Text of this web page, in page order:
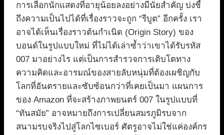
การเลือกนักแสดงที่อายุน้อยลงอย่างมีนัยสำคัญ บ่งชี้
ถึงความเป็นไปได้ที่เรื่องราวจะถูก “รีบูต” อีกครั้ง เรา
อาจได้เห็นเรื่องราวต้นกำเนิด (Origin Story) ของ
บอนด์ในรูปแบบใหม่ ที่ไม่ได้เล่าซ้ำว่าเขาได้รับรหัส
007 มาอย่างไร แต่เป็นการสำรวจการเติบโตทาง
ความคิดและอารมณ์ของสายลับหนุ่มที่ต้องเผชิญกับ
โลกที่อันตรายและซับซ้อนกว่าที่เคยเป็นมา แผนการ
ของ Amazon ที่จะสร้างภาพยนตร์ 007 ในรูปแบบที่
“ทันสมัย” อาจหมายถึงการเปลี่ยนสมรภูมิรบจาก
สนามรบจริงไปสู่โลกไซเบอร์ ศัตรูอาจไม่ใช่แค่องค์กร